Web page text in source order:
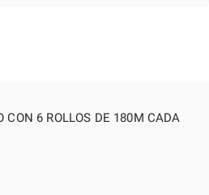
CON 6 ROLLOS DE 180M CADA